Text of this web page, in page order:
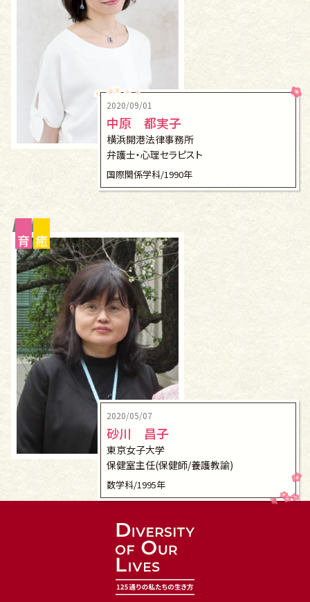
2020/09/01
中原 都実子
横浜開港法律事務所
弁護士・心理セラピスト
国際関係学科/1990年
育 癒
2020/05/07
砂川 昌子
東京女子大学
保健室主任(保健師/養護教諭)
数学科/1995年